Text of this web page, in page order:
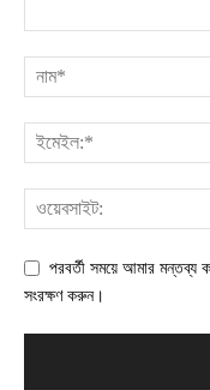
পরবর্তী সময়ে আমার মন্তব্য
সংরক্ষণ করুন।